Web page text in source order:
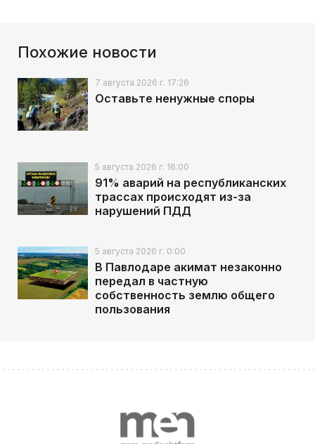
Похожие новости
7 августа 2026 г. 17:26
Оставьте ненужные споры
5 августа 2026 г. 16:00
91% аварий на республиканских
трассах происходят из-за
нарушений ПДД
5 августа 2026 г. 0:00
В Павлодаре акимат незаконно
передал в частную
собственность землю общего
пользования